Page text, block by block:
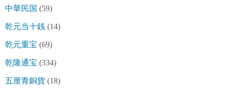
中華民国 (59)
乾元当十銭 (14)
乾元重宝 (69)
乾隆通宝 (334)
五厘青銅貨 (18)